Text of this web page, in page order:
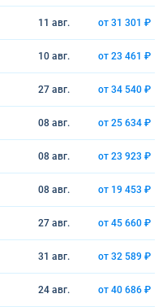
11 авг. от 31 301 ₽
10 авг. от 23 461 ₽
27 авг. от 34 540 ₽
08 авг. от 25 634 ₽
08 авг. от 23 923 ₽
08 авг. от 19 453 ₽
27 авг. от 45 660 ₽
31 авг. от 32 589 ₽
24 авг. от 40 686 ₽